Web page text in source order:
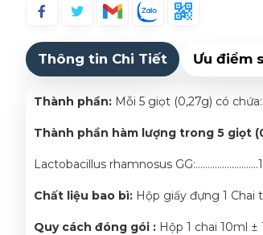
Thông tin Chi Tiết Ưu điểm
Thành phần: Mỗi 5 giọt (0,27g) có
Thành phần hàm lượng trong 5 giọt
Lactobacillus rhamnosus
Chất liệu bao bì: Hộp giấy đựng 1
Quy cách đóng gói : Hộp 1 chai 10ml